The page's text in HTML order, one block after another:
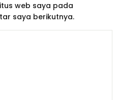
web saya pada
saya berikutnya.